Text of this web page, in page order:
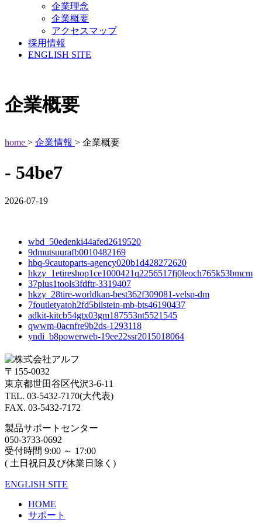
企業理念
企業概要
アクセスマップ
採用情報
ENGLISH SITE
企業概要
home > 企業情報 > 企業概要
- 54be7
2026-07-19
wbd_50edenki44afed2619520
9dmutsuurafb0010482169
hbq-9cautoparts-agency020b1d428272620
hkzy_1etireshop1ce1000421q2256517fj0leoch765k53bmcm
37plus1tools3fdftr-3319407
hkzy_28tire-worldkan-best362f309081-velsp-dm
7foutletyatoh2fd5bilstein-mb-bts46190437
adkit-kitcb54gtx03gm187553nt5521545
qwwm-0acnfre9b2ds-1293118
yndi_b8powerweb-19ee22ssr2015018064
〒155-0032
東京都世田谷区代沢3-6-11
TEL. 03-5432-7170(大代表)
FAX. 03-5432-7172
製品サポートセンター
050-3733-0692
受付時間 9:00 ～ 17:00
( 土日祝日及び休業日除く)
ENGLISH SITE
HOME
サポート